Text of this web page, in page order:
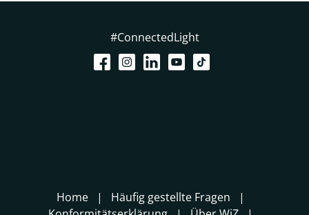
#ConnectedLight
Home
Häufig gestellte Fragen